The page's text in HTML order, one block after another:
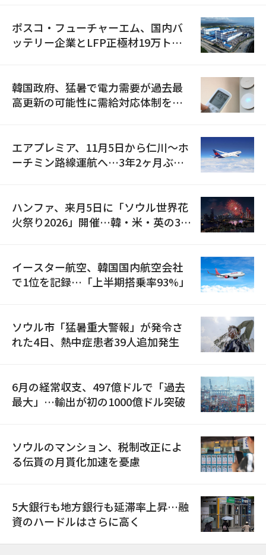
ポスコ・フューチャーエム、国内バ
ッテリー企業とLFP正極材19万トン
韓国政府、猛暑で電力需要が過去最
高更新の可能性に需給対応体制を点
エアプレミア、11月5日から仁川〜ホ
ーチミン路線運航へ…3年2ヶ月ぶり
ハンファ、来月5日に「ソウル世界花
火祭り2026」開催…韓・米・英の3カ
イースター航空、韓国国内航空会社
で1位を記録…「上半期搭乗率93%」
ソウル市「猛暑重大警報」が発令さ
れた4日、熱中症患者39人追加発生
6月の経常収支、497億ドルで「過去
最大」…輸出が初の1000億ドル突破
ソウルのマンション、税制改正によ
る伝貰の月貰化加速を憂慮
5大銀行も地方銀行も延滞率上昇…融
資のハードルはさらに高く